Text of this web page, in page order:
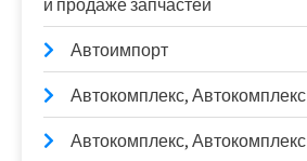
и продаже запчастей
Автоимпорт
Автокомплекс, Автокомплекс
Автокомплекс, Автокомплекс